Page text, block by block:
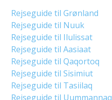
Rejseguide til Grønland
Rejseguide til Nuuk
Rejseguide til Ilulissat
Rejseguide til Aasiaat
Rejseguide til Qaqortoq
Rejseguide til Sisimiut
Rejseguide til Tasiilaq
Rejseguide til Uummannaq